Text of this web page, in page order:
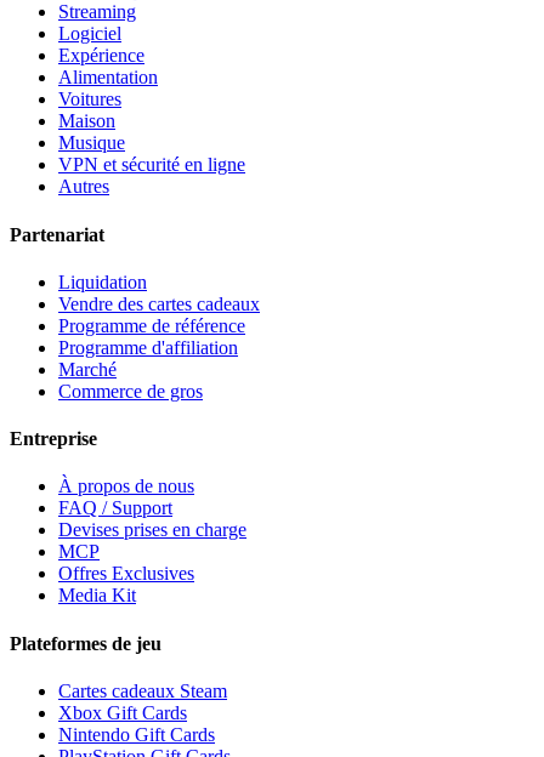
Streaming
Logiciel
Expérience
Alimentation
Voitures
Maison
Musique
VPN et sécurité en ligne
Autres
Partenariat
Liquidation
Vendre des cartes cadeaux
Programme de référence
Programme d'affiliation
Marché
Commerce de gros
Entreprise
À propos de nous
FAQ / Support
Devises prises en charge
MCP
Offres Exclusives
Media Kit
Plateformes de jeu
Cartes cadeaux Steam
Xbox Gift Cards
Nintendo Gift Cards